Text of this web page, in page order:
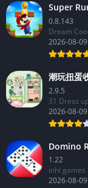
Super
0.8.143
Dream
2026-08-09
潮玩扭蛋
2.9.5
31 Dress
2026-08-09
Domino
1.22
inhi games
2026-08-09